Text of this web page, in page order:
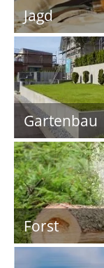
Jagd
Gartenbau
Forst